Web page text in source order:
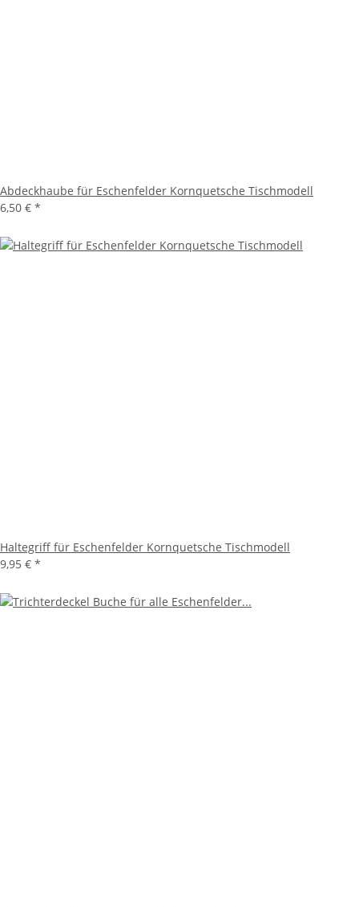
Abdeckhaube für Eschenfelder Kornquetsche Tischmodell
6,50 € *
Haltegriff für Eschenfelder Kornquetsche Tischmodell
9,95 € *